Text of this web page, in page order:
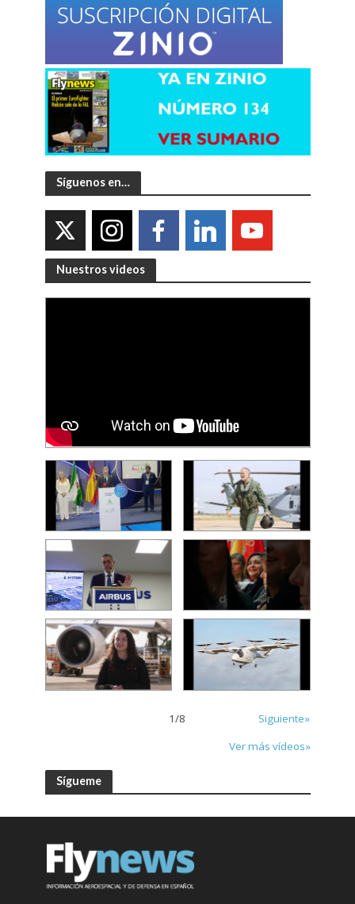
Síguenos en…
Nuestros videos
1/8
Siguiente»
Ver más vídeos»
Sígueme